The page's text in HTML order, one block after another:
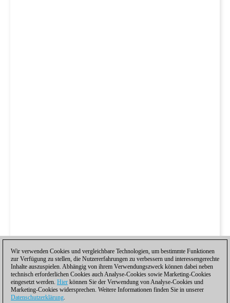
Wir verwenden Cookies und vergleichbare Technologien, um bestimmte Funktionen
zur Verfügung zu stellen, die Nutzererfahrungen zu verbessern und interessengerechte
Inhalte auszuspielen. Abhängig von ihrem Verwendungszweck können dabei neben
technisch erforderlichen Cookies auch Analyse-Cookies sowie Marketing-Cookies
eingesetzt werden. Hier können Sie der Verwendung von Analyse-Cookies und
Marketing-Cookies widersprechen. Weitere Informationen finden Sie in unserer
Datenschutzerklärung.